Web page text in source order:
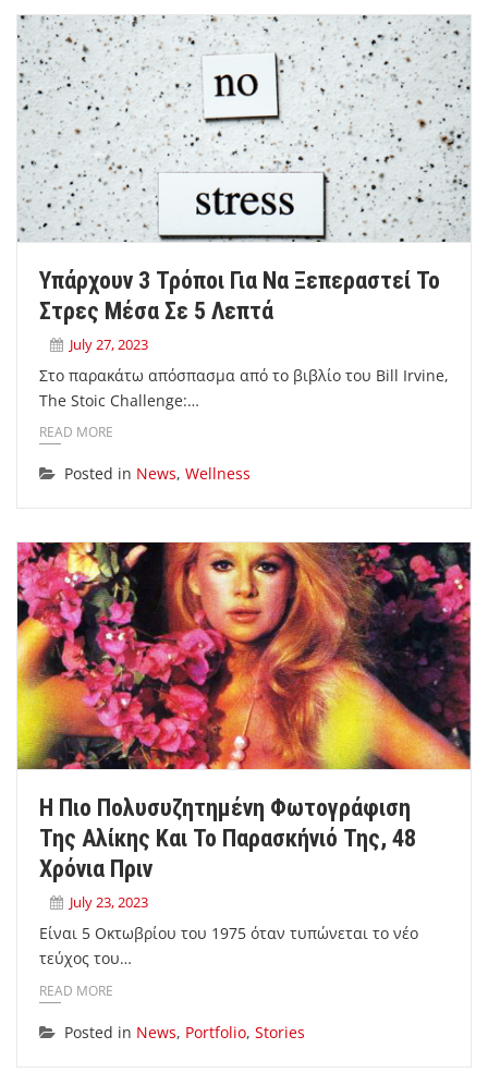
Υπάρχουν 3 Τρόποι Για Να Ξεπεραστεί Το
Στρες Μέσα Σε 5 Λεπτά
July 27, 2023
Στο παρακάτω απόσπασμα από το βιβλίο του Bill Irvine,
The Stoic Challenge:…
READ MORE
Posted in News, Wellness
Η Πιο Πολυσυζητημένη Φωτογράφιση
Της Αλίκης Και Το Παρασκήνιό Της, 48
Χρόνια Πριν
July 23, 2023
Είναι 5 Οκτωβρίου του 1975 όταν τυπώνεται το νέο
τεύχος του…
READ MORE
Posted in News, Portfolio, Stories